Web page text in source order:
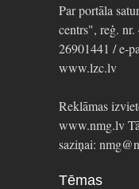
Par portāla
centrs", reģ.
26901441 / e-
www.lzc.lv
Reklāmas
www.nmg.lv
saziņai:
Tēmas